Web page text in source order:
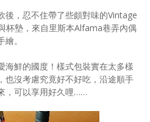
後，忍不住帶了些頗對味的Vintage
杯墊，來自里斯本Alfama巷弄內偶
。
海鮮的國度！樣式包裝實在太多樣
也沒考慮究竟好不好吃，沿途順手
，可以享用好久哩……